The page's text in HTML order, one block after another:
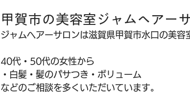
甲賀市の美容室ジャムヘアー
ジャムヘアーサロンは滋賀県甲賀市水口の美容
40代・50代の女性から
・白髪・髪のパサつき・ボリューム
などのご相談を多くいただいています。